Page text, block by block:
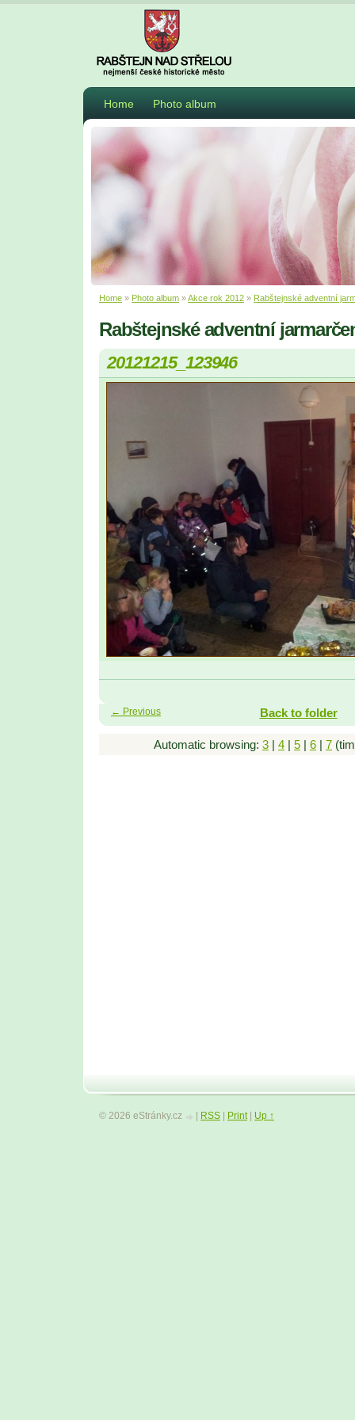
Home Photo album
Home » Photo album »Akce rok 2012 » Rabštejnské adventní
Rabštejnské adventní
20121215_123946
← Previous Back to folder
Automatic browsing: 3 | 4 | 5 | 6 | 7
© 2026 eStránky.cz RSS Print| Up ↑